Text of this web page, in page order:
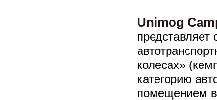
Unimog
представляет
колесах»
категорию
помещением